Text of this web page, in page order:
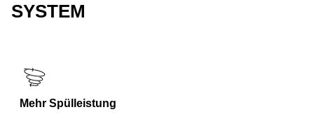
SYSTEM
Mehr Spülleistung